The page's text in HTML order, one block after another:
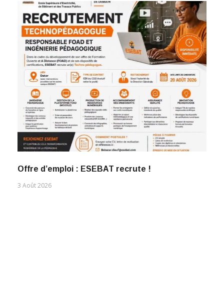
Offre d’emploi : ESEBAT recrute !
3 Août 2026